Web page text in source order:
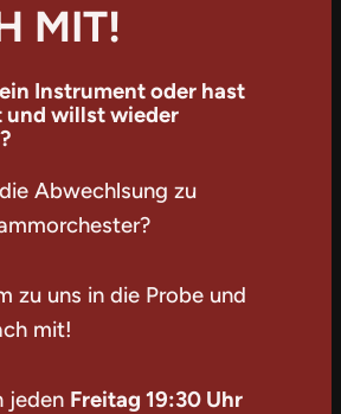
MIT!
Instrument oder hast
und willst wieder
Abwechlsung zu
zu uns in die Probe und
mit!
jeden Freitag 19:30 Uhr